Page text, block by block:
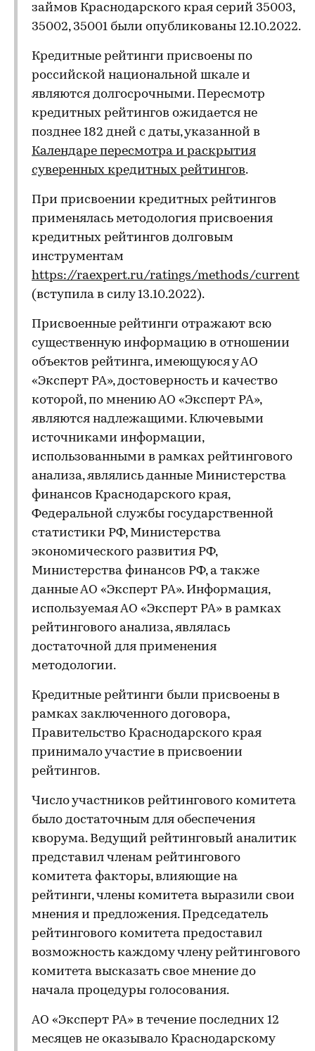
займов Краснодарского края серий 35003,
35002, 35001 были опубликованы 12.10.2022.
Кредитные рейтинги присвоены по
российской национальной шкале и
являются долгосрочными. Пересмотр
кредитных рейтингов ожидается не
позднее 182 дней с даты, указанной в
Календаре пересмотра и раскрытия
суверенных кредитных рейтингов.
При присвоении кредитных рейтингов
применялась методология присвоения
кредитных рейтингов долговым
инструментам
https://raexpert.ru/ratings/methods/current
(вступила в силу 13.10.2022).
Присвоенные рейтинги отражают всю
существенную информацию в отношении
объектов рейтинга, имеющуюся у АО
«Эксперт РА», достоверность и качество
которой, по мнению АО «Эксперт РА»,
являются надлежащими. Ключевыми
источниками информации,
использованными в рамках рейтингового
анализа, являлись данные Министерства
финансов Краснодарского края,
Федеральной службы государственной
статистики РФ, Министерства
экономического развития РФ,
Министерства финансов РФ, а также
данные АО «Эксперт РА». Информация,
используемая АО «Эксперт РА» в рамках
рейтингового анализа, являлась
достаточной для применения
методологии.
Кредитные рейтинги были присвоены в
рамках заключенного договора,
Правительство Краснодарского края
принимало участие в присвоении
рейтингов.
Число участников рейтингового комитета
было достаточным для обеспечения
кворума. Ведущий рейтинговый аналитик
представил членам рейтингового
комитета факторы, влияющие на
рейтинги, члены комитета выразили свои
мнения и предложения. Председатель
рейтингового комитета предоставил
возможность каждому члену рейтингового
комитета высказать свое мнение до
начала процедуры голосования.
АО «Эксперт РА» в течение последних 12
месяцев не оказывало Краснодарскому